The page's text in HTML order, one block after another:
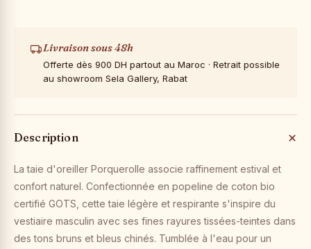
Livraison sous 48h
Offerte dès 900 DH partout au Maroc · Retrait possible
au showroom Sela Gallery, Rabat
Description
La taie d'oreiller Porquerolle associe raffinement estival et
confort naturel. Confectionnée en popeline de coton bio
certifié GOTS, cette taie légère et respirante s'inspire du
vestiaire masculin avec ses fines rayures tissées-teintes dans
des tons bruns et bleus chinés. Tumblée à l'eau pour un